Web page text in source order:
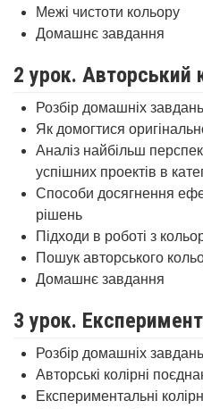
Межі чистоти кольору
Домашнє завдання
2 урок. Авторський
Розбір домашніх завдань
Як домогтися
Аналіз найбільш
успішних проектів в
Способи досягнення
рішень
Підходи в роботі з
Пошук авторського
Домашнє завдання
3 урок.
Розбір домашніх завдань
Авторські колірні
Експериментальні